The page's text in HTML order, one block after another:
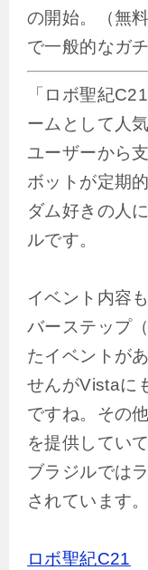
の開始。（無
で一般的なガ
「ロボ聖紀
ームとして人
ユーザーから
ボットが定期
ダム好きの人
ルです。
イベント内容
バーステップ
たイベントが
せんがVistaに
ですね。その
を提供してい
ブラジルでは
されています。
ロボ聖紀C21